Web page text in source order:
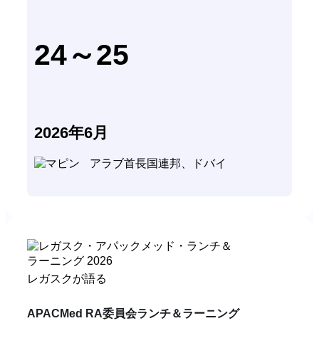
24～25
2026年6月
アラブ首長国連邦、ドバイ
レガスクが語る
APACMed RA委員会ランチ＆ラーニング